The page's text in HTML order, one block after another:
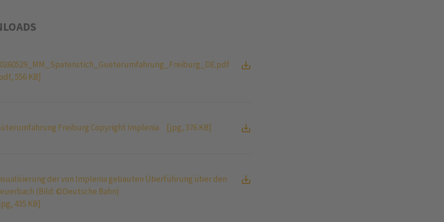
556 KB]
Freiburg Copyright Implenia [jpg, 376 KB]
der von Implenia gebauten Überführung über den
(Bild: ©Deutsche Bahn)
435 KB]